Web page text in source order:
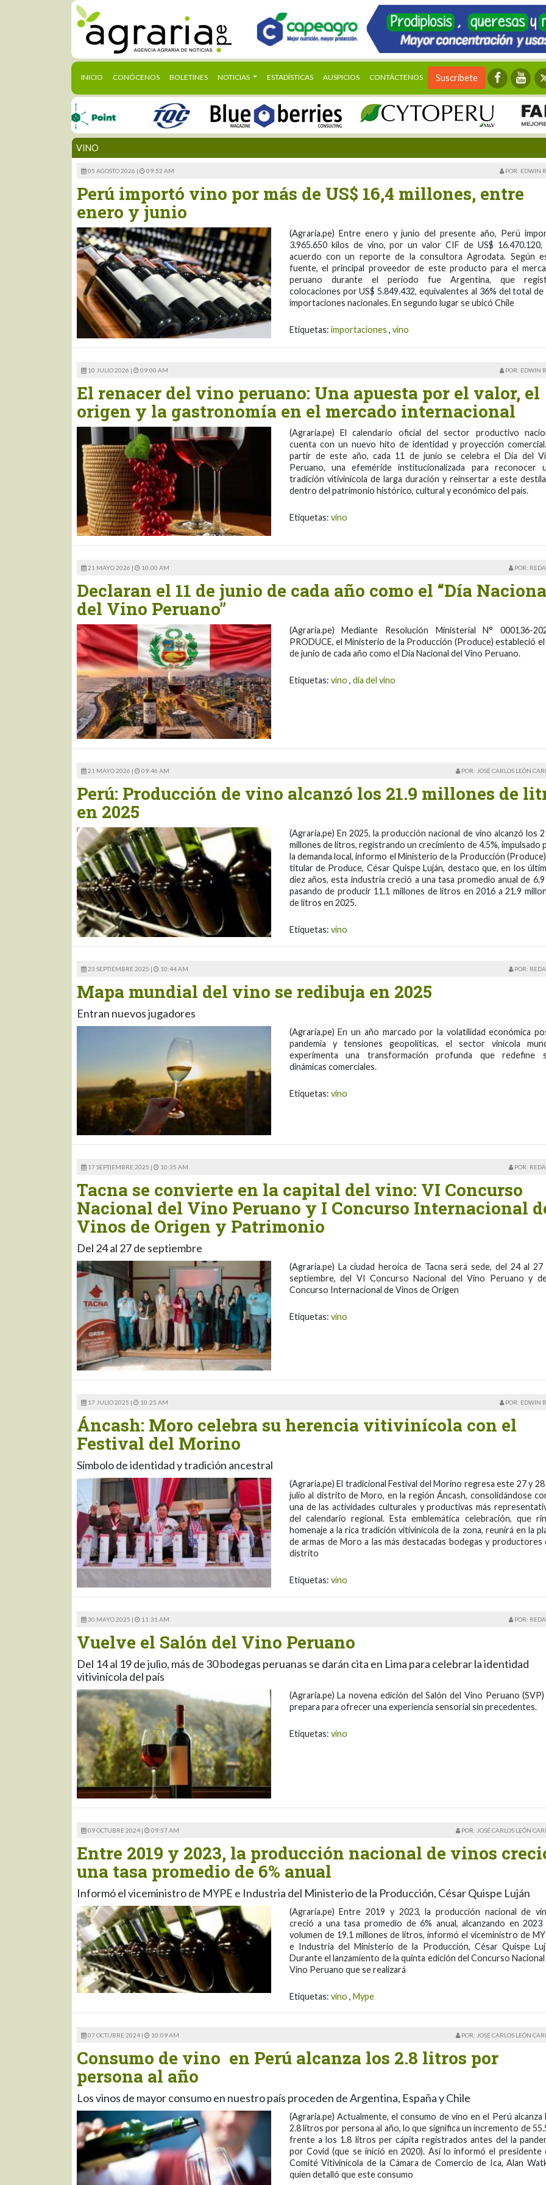
INICIO (CURRENT)
CONÓCENOS BOLETINES NOTICIAS ESTADÍSTICAS AUSPICIOS CONTÁCTENOS Suscríbete
VINO
05 AGOSTO 2026 | 09:52 AM POR: EDWIN
Perú importó vino por más de US$ 16,4 millones, entre
enero y junio
(Agraria.pe) Entre enero y junio del presente año, Perú
3.965.650 kilos de vino, por un valor CIF de US$ 16.470.120,
acuerdo con un reporte de la consultora Agrodata. Según
fuente, el principal proveedor de este producto para el
peruano durante el periodo fue Argentina, que
colocaciones por US$ 5.849.432, equivalentes al 36% del total de
importaciones nacionales. En segundo lugar se ubicó Chile
Etiquetas: importaciones , vino
10 JULIO 2026 | 09:00 AM POR: EDWIN
El renacer del vino peruano: Una apuesta por el valor, el
origen y la gastronomía en el mercado internacional
(Agraria.pe) El calendario oficial del sector productivo
cuenta con un nuevo hito de identidad y proyección
partir de este año, cada 11 de junio se celebra el Día del
Peruano, una efeméride institucionalizada para reconocer
tradición vitivinícola de larga duración y reinsertar a este
dentro del patrimonio histórico, cultural y económico del país.
Etiquetas: vino
21 MAYO 2026 | 10:00 AM POR:
Declaran el 11 de junio de cada año como el “Día
del Vino Peruano”
(Agraria.pe) Mediante Resolución Ministerial N° 000136-
PRODUCE, el Ministerio de la Producción (Produce) estableció el
de junio de cada año como el Día Nacional del Vino Peruano.
Etiquetas: vino , dia del vino
21 MAYO 2026 | 09:46 AM POR: JOSÉ CARLOS LEÓN
Perú: Producción de vino alcanzó los 21.9 millones de
en 2025
(Agraria.pe) En 2025, la producción nacional de vino alcanzó los
millones de litros, registrando un crecimiento de 4.5%, impulsado
la demanda local, informo el Ministerio de la Producción
titular de Produce, César Quispe Luján, destaco que, en los
diez años, esta industria creció a una tasa promedio anual de 6.9
pasando de producir 11.1 millones de litros en 2016 a 21.9
de litros en 2025.
Etiquetas: vino
23 SEPTIEMBRE 2025 | 10:44 AM POR:
Mapa mundial del vino se redibuja en 2025
Entran nuevos jugadores
(Agraria.pe) En un año marcado por la volatilidad económica
pandemia y tensiones geopolíticas, el sector vinícola
experimenta una transformación profunda que redefine
dinámicas comerciales.
Etiquetas: vino
17 SEPTIEMBRE 2025 | 10:35 AM POR:
Tacna se convierte en la capital del vino: VI Concurso
Nacional del Vino Peruano y I Concurso Internacional
Vinos de Origen y Patrimonio
Del 24 al 27 de septiembre
(Agraria.pe) La ciudad heroica de Tacna será sede, del 24 al 27
septiembre, del VI Concurso Nacional del Vino Peruano y
Concurso Internacional de Vinos de Origen
Etiquetas: vino
17 JULIO 2025 | 10:25 AM POR: EDWIN
Áncash: Moro celebra su herencia vitivinícola con el
Festival del Morino
Símbolo de identidad y tradición ancestral
(Agraria.pe) El tradicional Festival del Morino regresa este 27 y
julio al distrito de Moro, en la región Áncash, consolidándose
una de las actividades culturales y productivas más
del calendario regional. Esta emblemática celebración, que
homenaje a la rica tradición vitivinícola de la zona, reunirá en la
de armas de Moro a las más destacadas bodegas y productores
distrito
Etiquetas: vino
30 MAYO 2025 | 11:31 AM POR:
Vuelve el Salón del Vino Peruano
Del 14 al 19 de julio, más de 30 bodegas peruanas se darán cita en Lima para celebrar la identidad
vitivinícola del país
(Agraria.pe) La novena edición del Salón del Vino Peruano
prepara para ofrecer una experiencia sensorial sin precedentes.
Etiquetas: vino
09 OCTUBRE 2024 | 09:57 AM POR: JOSÉ CARLOS LEÓN
Entre 2019 y 2023, la producción nacional de vinos
una tasa promedio de 6% anual
Informó el viceministro de MYPE e Industria del Ministerio de la Producción, César Quispe Luján
(Agraria.pe) Entre 2019 y 2023, la producción nacional de
creció a una tasa promedio de 6% anual, alcanzando en 2023
volumen de 19.1 millones de litros, informó el viceministro de
e Industria del Ministerio de la Producción, César Quispe
Durante el lanzamiento de la quinta edición del Concurso
Vino Peruano que se realizará
Etiquetas: vino , Mype
07 OCTUBRE 2024 | 10:09 AM POR: JOSÉ CARLOS LEÓN
Consumo de vino en Perú alcanza los 2.8 litros por
persona al año
Los vinos de mayor consumo en nuestro país proceden de Argentina, España y Chile
(Agraria.pe) Actualmente, el consumo de vino en el Perú alcanza
2.8 litros por persona al año, lo que significa un incremento de
frente a los 1.8 litros per cápita registrados antes del la
por Covid (que se inició en 2020). Así lo informó el presidente
Comité Vitivinícola de la Cámara de Comercio de Ica, Alan
quien detalló que este consumo